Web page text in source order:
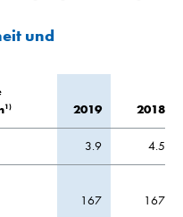
und
1) 2019 2018
3.9 4.5
167 167